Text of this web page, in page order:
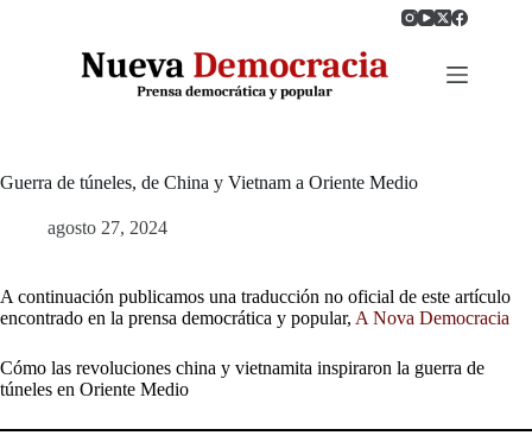
Guerra de túneles, de China y Vietnam a Oriente Medio
agosto 27, 2024
A continuación publicamos una traducción no oficial de este artículo
encontrado en la prensa democrática y popular, A Nova Democracia
Cómo las revoluciones china y vietnamita inspiraron la guerra de
túneles en Oriente Medio